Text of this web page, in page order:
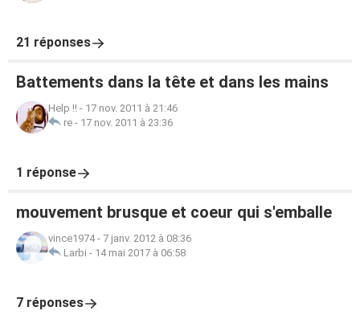
21 réponses
Battements dans la tête et dans les mains
Help !! - 17 nov. 2011 à 21:46
re - 17 nov. 2011 à 23:36
1 réponse
mouvement brusque et coeur qui s'emballe
vince1974- 7 janv. 2012 à 08:36
Larbi - 14 mai 2017 à 06:58
7 réponses